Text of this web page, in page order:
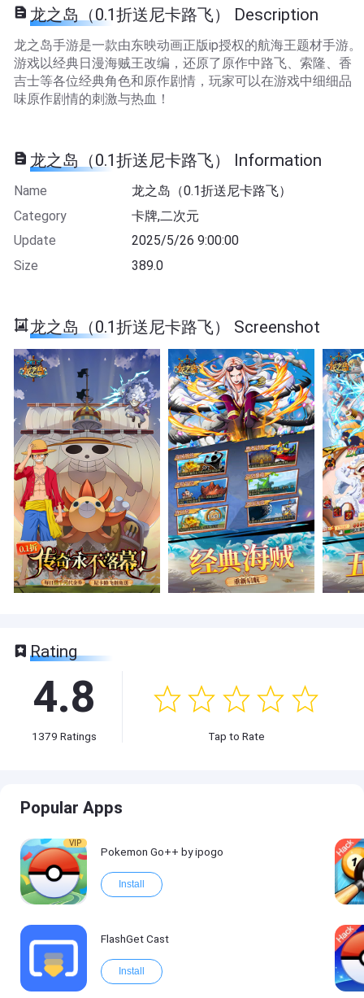
龙之岛（0.1折送尼卡路飞） Description
龙之岛手游是一款由东映动画正版ip授权的航海王题材手游。
游戏以经典日漫海贼王改编，还原了原作中路飞、索隆、香
吉士等各位经典角色和原作剧情，玩家可以在游戏中细细品
味原作剧情的刺激与热血！
龙之岛（0.1折送尼卡路飞） Information
Name
龙之岛（0.1折送尼卡路飞）
Category
卡牌,二次元
Update
2025/5/26 9:00:00
Size
389.0
龙之岛（0.1折送尼卡路飞） Screenshot
Rating
4.8
1379 Ratings Tap to Rate
Popular Apps
VIP
Pokemon Go++ by ipogo
Install
FlashGet Cast
Install